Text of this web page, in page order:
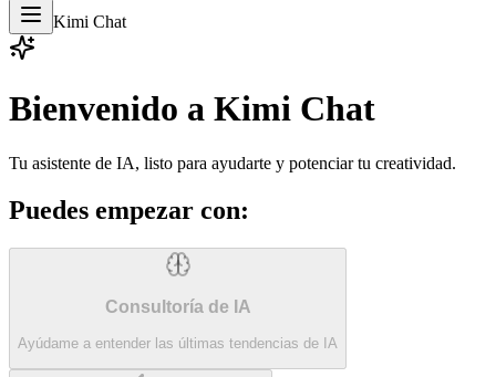
Kimi Chat
Bienvenido a Kimi Chat
Tu asistente de IA, listo para ayudarte y potenciar tu creatividad.
Puedes empezar con:
Consultoría de IA
Ayúdame a entender las últimas tendencias de IA